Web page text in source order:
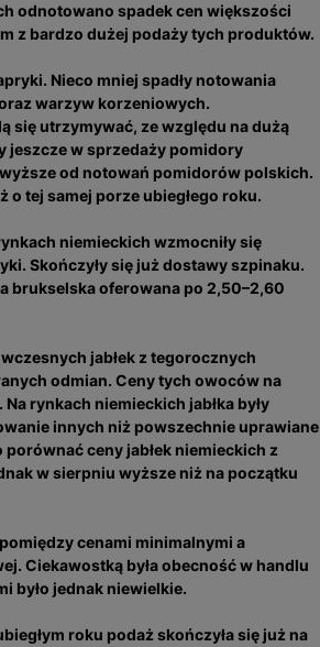
odnotowano spadek cen większości
z bardzo dużej podaży tych produktów.
Nieco mniej spadły notowania
warzyw korzeniowych.
się utrzymywać, ze względu na dużą
jeszcze w sprzedaży pomidory
od notowań pomidorów polskich.
o tej samej porze ubiegłego roku.
niemieckich wzmocniły się
Skończyły się już dostawy szpinaku.
brukselska oferowana po 2,50–2,60
jabłek z tegorocznych
odmian. Ceny tych owoców na
rynkach niemieckich jabłka były
innych niż powszechnie uprawiane
ceny jabłek niemieckich z
w sierpniu wyższe niż na początku
cenami minimalnymi a
Ciekawostką była obecność w handlu
było jednak niewielkie.
roku podaż skończyła się już na